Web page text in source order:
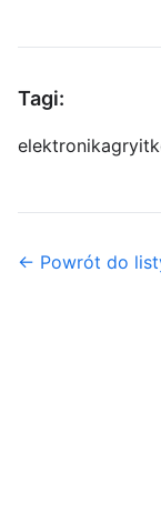
Tagi:
elektronikagryit
← Powrót do